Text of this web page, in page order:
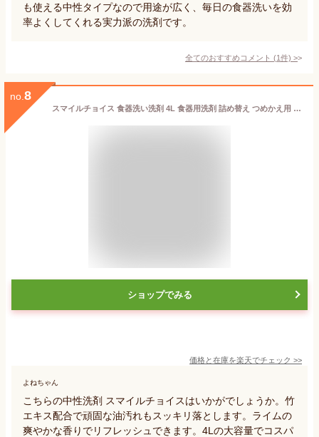
も使える中性タイプなので用途が広く、毎日の食器洗いを効
率よくしてくれる実力派の洗剤です。
全てのおすすめコメント (1件) >
no. 8
スマイルチョイス 食器洗い洗剤 4L 食器用洗剤 詰め替え つめかえ用 中性洗剤 業務用 大容量 手にやさしい中性タイプ 油汚れスッキリ 無リン 日本製 竹エキス配合 ライムの香り 手荒れ防止 飲食店向け 洗浄力強力 油汚れ
ショップでみる
価格と在庫を楽天でチェック >>
よねちゃん
こちらの中性洗剤 スマイルチョイスはいかがでしょうか。竹
エキス配合で頑固な油汚れもスッキリ落とします。ライムの
爽やかな香りでリフレッシュできます。4Lの大容量でコスパ